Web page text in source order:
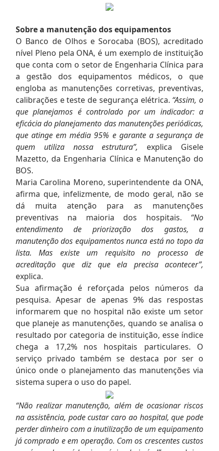
Sobre a manutenção dos equipamentos
O Banco de Olhos e Sorocaba (BOS), acreditado
nível Pleno pela ONA, é um exemplo de instituição
que conta com o setor de Engenharia Clínica para
a gestão dos equipamentos médicos, o que
engloba as manutenções corretivas, preventivas,
calibrações e teste de segurança elétrica. “Assim, o
que planejamos é controlado por um indicador: a
eficácia do planejamento das manutenções periódicas,
que atinge em média 95% e garante a segurança de
quem utiliza nossa estrutura”, explica Gisele
Mazetto, da Engenharia Clínica e Manutenção do
BOS.
Maria Carolina Moreno, superintendente da ONA,
afirma que, infelizmente, de modo geral, não se
dá muita atenção para as manutenções
preventivas na maioria dos hospitais. “No
entendimento de priorização dos gastos, a
manutenção dos equipamentos nunca está no topo da
lista. Mas existe um requisito no processo de
acreditação que diz que ela precisa acontecer”,
explica.
Sua afirmação é reforçada pelos números da
pesquisa. Apesar de apenas 9% das respostas
informarem que no hospital não existe um setor
que planeje as manutenções, quando se analisa o
resultado por categoria de instituição, esse índice
chega a 17,2% nos hospitais particulares. O
serviço privado também se destaca por ser o
único onde o planejamento das manutenções via
sistema supera o uso do papel.
“Não realizar manutenção, além de ocasionar riscos
na assistência, pode custar caro ao hospital, que pode
perder dinheiro com a inutilização de um equipamento
já comprado e em operação. Com os crescentes custos